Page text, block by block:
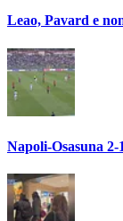
Leao, Pavard e
Napoli-Osasuna